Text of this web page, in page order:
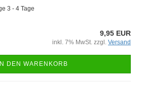
3 - 4 Tage
9,95 EUR
inkl. 7% MwSt. zzgl. Versand
IN DEN WARENKORB